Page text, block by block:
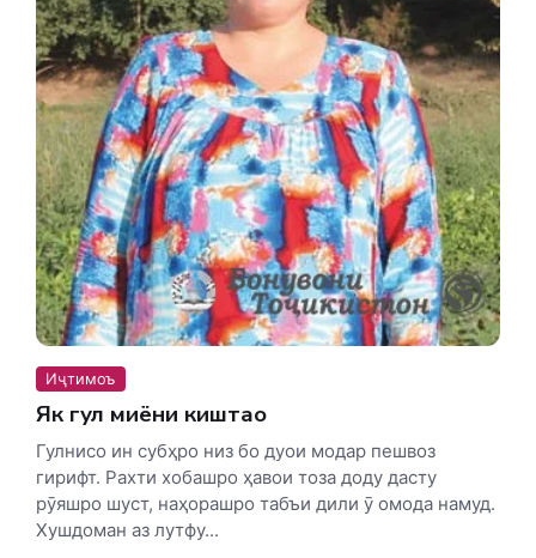
Иҷтимоъ
Як гул миёни киштаҳо
Гулнисо ин субҳро низ бо дуои модар пешвоз
гирифт. Рахти хобашро ҳавои тоза доду дасту
рӯяшро шуст, наҳорашро табъи дили ӯ омода намуд.
Хушдоман аз лутфу...